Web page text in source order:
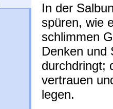
In der
spüren, wie
schlimmen
Denken und
durchdringt;
vertrauen
legen.